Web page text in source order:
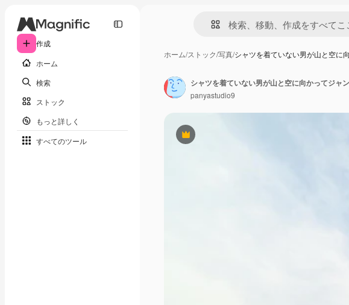
作成
ホーム
検索
ストック
もっと詳しく
すべてのツール
ホーム/ストック/写真/シャツを着ていない男が山と空に
Premium
シャツを着ていない男が山と空に向かってジャ
panyastudio9